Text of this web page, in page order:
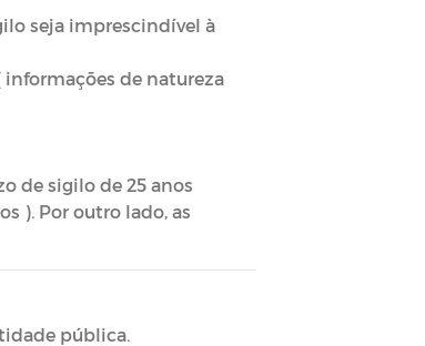
seja imprescindível à
de natureza
de sigilo de 25 anos
). Por outro lado, as
pública.